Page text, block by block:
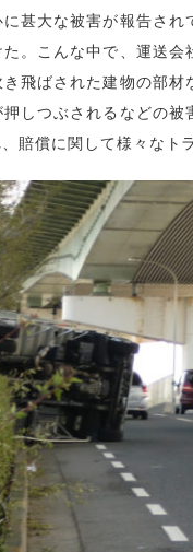
甚大な被害が報告され
。こんな中で、運送
飛ばされた建物の部
しつぶされるなどの
賠償に関して様々なト